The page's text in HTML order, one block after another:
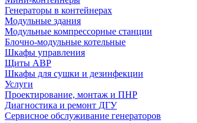
Генераторы в контейнерах
Модульные здания
Модульные компрессорные станции
Блочно-модульные котельные
Шкафы управления
Щиты АВР
Шкафы для сушки и дезинфекции
Услуги
Проектирование, монтаж и ПНР
Диагностика и ремонт ДГУ
Сервисное обслуживание генераторов